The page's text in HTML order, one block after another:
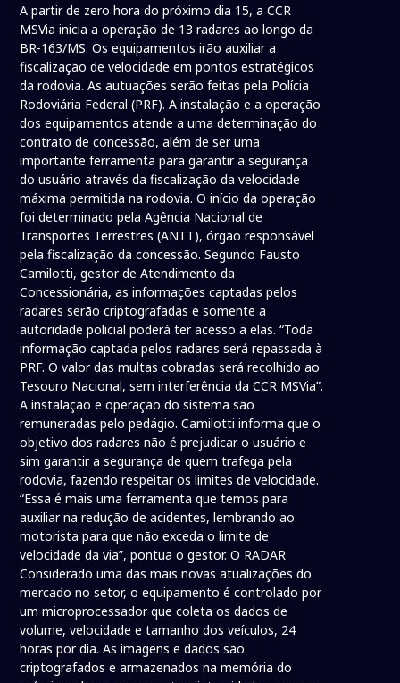
A partir de zero hora do próximo dia 15, a CCR
MSVia inicia a operação de 13 radares ao longo da
BR-163/MS. Os equipamentos irão auxiliar a
fiscalização de velocidade em pontos estratégicos
da rodovia. As autuações serão feitas pela Polícia
Rodoviária Federal (PRF). A instalação e a operação
dos equipamentos atende a uma determinação do
contrato de concessão, além de ser uma
importante ferramenta para garantir a segurança
do usuário através da fiscalização da velocidade
máxima permitida na rodovia. O início da operação
foi determinado pela Agência Nacional de
Transportes Terrestres (ANTT), órgão responsável
pela fiscalização da concessão. Segundo Fausto
Camilotti, gestor de Atendimento da
Concessionária, as informações captadas pelos
radares serão criptografadas e somente a
autoridade policial poderá ter acesso a elas. “Toda
informação captada pelos radares será repassada à
PRF. O valor das multas cobradas será recolhido ao
Tesouro Nacional, sem interferência da CCR MSVia”.
A instalação e operação do sistema são
remuneradas pelo pedágio. Camilotti informa que o
objetivo dos radares não é prejudicar o usuário e
sim garantir a segurança de quem trafega pela
rodovia, fazendo respeitar os limites de velocidade.
“Essa é mais uma ferramenta que temos para
auxiliar na redução de acidentes, lembrando ao
motorista para que não exceda o limite de
velocidade da via”, pontua o gestor. O RADAR
Considerado uma das mais novas atualizações do
mercado no setor, o equipamento é controlado por
um microprocessador que coleta os dados de
volume, velocidade e tamanho dos veículos, 24
horas por dia. As imagens e dados são
criptografados e armazenados na memória do